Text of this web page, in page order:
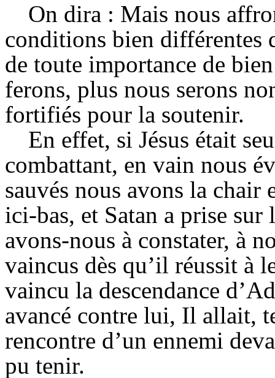
On dira : Mais nous
conditions bien différentes
de toute importance de
ferons, plus nous serons
fortifiés pour la soutenir.
En effet, si Jésus était
combattant, en vain nous
sauvés nous avons la chair
ici-bas, et Satan a prise
avons-nous à constater, à
vaincus dès qu’il réussit à
vaincu la descendance
avancé contre lui, Il allait,
rencontre d’un ennemi
pu tenir.